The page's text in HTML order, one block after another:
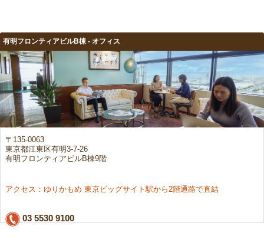
有明フロンティアビルB棟 - オフィス
〒135-0063
東京都江東区有明3-7-26
有明フロンティアビルB棟9階
アクセス：ゆりかもめ 東京ビッグサイト駅から2階通路で直結
03 5530 9100